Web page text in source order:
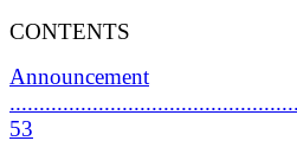
CONTENTS
Announcement
53